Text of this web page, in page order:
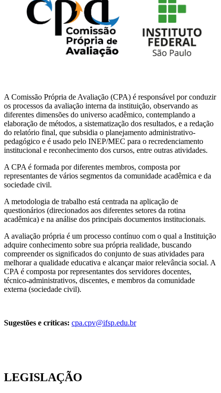
A Comissão Própria de Avaliação (CPA) é responsável por conduzir
os processos da avaliação interna da instituição, observando as
diferentes dimensões do universo acadêmico, contemplando a
elaboração de métodos, a sistematização dos resultados, e a redação
do relatório final, que subsidia o planejamento administrativo-
pedagógico e é usado pelo INEP/MEC para o recredenciamento
institucional e reconhecimento dos cursos, entre outras atividades.
A CPA é formada por diferentes membros, composta por
representantes de vários segmentos da comunidade acadêmica e da
sociedade civil.
A metodologia de trabalho está centrada na aplicação de
questionários (direcionados aos diferentes setores da rotina
acadêmica) e na análise dos principais documentos institucionais.
A avaliação própria é um processo contínuo com o qual a Instituição
adquire conhecimento sobre sua própria realidade, buscando
compreender os significados do conjunto de suas atividades para
melhorar a qualidade educativa e alcançar maior relevância social. A
CPA é composta por representantes dos servidores docentes,
técnico-administrativos, discentes, e membros da comunidade
externa (sociedade civil).
Sugestões e críticas: cpa.cpv@ifsp.edu.br
LEGISLAÇÃO